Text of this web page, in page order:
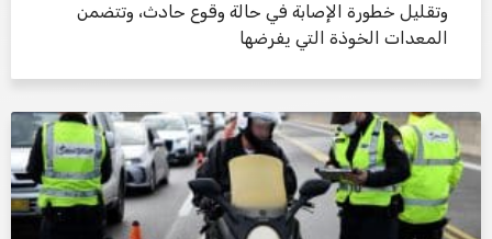
وتقليل خطورة الإصابة في حالة وقوع حادث، وتتضمن
المعدات الخوذة التي يفرضها